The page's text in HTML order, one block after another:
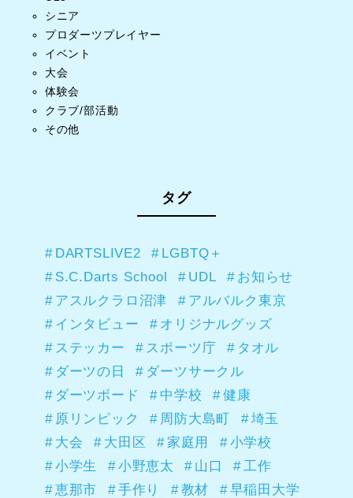
シニア
プロダーツプレイヤー
イベント
大会
体験会
クラブ/部活動
その他
タグ
DARTSLIVE2
LGBTQ＋
S.C.Darts School
UDL
お知らせ
アスルクラロ沼津
アルバルク東京
インタビュー
オリジナルグッズ
ステッカー
スポーツ庁
タオル
ダーツの日
ダーツサークル
ダーツボード
中学校
健康
原リンピック
周防大島町
埼玉
大会
大田区 家庭用
小学校
小学生
小野恵太 山口
工作
恵那市
手作り 教材
早稲田大学